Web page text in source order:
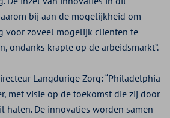
bij aan de mogelijkheid om
voor zoveel mogelijk cliënten te
ondanks krapte op de arbeidsmarkt”.
Langdurige Zorg: “Philadelphia
met visie op de toekomst die zij door
halen. De innovaties worden samen